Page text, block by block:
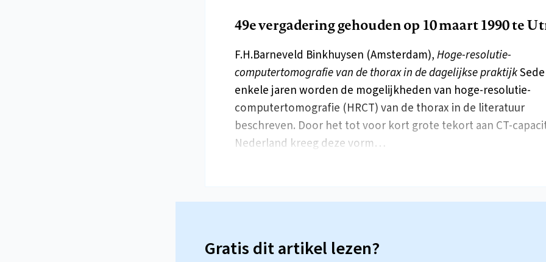
49e vergadering gehouden op 10 maart 1990 te
F.H.Barneveld Binkhuysen (Amsterdam),Hoge-resolutie-
computertomografie van de thorax in de dagelijkse praktijk
enkele jaren worden de mogelijkheden van hoge-resolutie-
computertomografie (HRCT) van de thorax in de literatuur
beschreven. Door het tot voor kort grote tekort aan CT-
Nederland kreeg deze vorm…
Gratis dit artikel lezen?